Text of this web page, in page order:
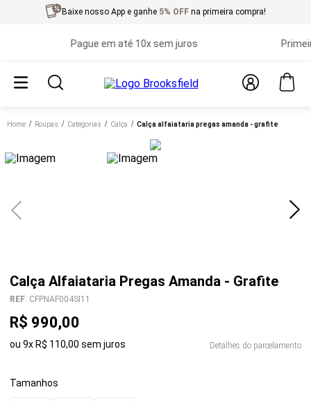
Baixe nosso App e ganhe 5% OFF na primeira compra!
Pague em até 10x sem juros Primeira
Home roupas categorias calça calça alfaiataria pregas amanda - grafite
Calça Alfaiataria Pregas Amanda - Grafite
REF: CFPNAF004SI11
R$ 990,00
ou 9x R$ 110,00 sem juros Detalhes do parcelamento
Tamanhos